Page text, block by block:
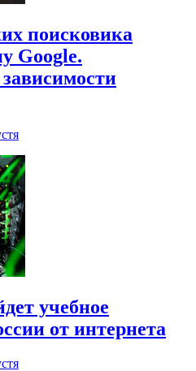
поисковика
Google.
учебное
от интернета